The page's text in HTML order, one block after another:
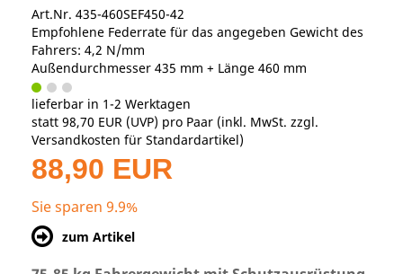
Art.Nr. 435-460SEF450-42
Empfohlene Federrate für das angegeben Gewicht des
Fahrers: 4,2 N/mm
Außendurchmesser 435 mm + Länge 460 mm
lieferbar in 1-2 Werktagen
statt 98,70 EUR (UVP) pro Paar (inkl. MwSt. zzgl.
Versandkosten für Standardartikel)
88,90 EUR
Sie sparen 9.9%
zum Artikel